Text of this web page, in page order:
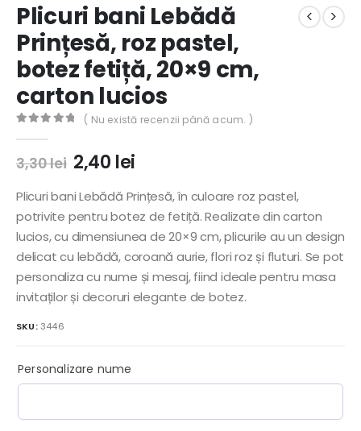
Plicuri bani Lebădă
Prințesă, roz pastel,
botez fetiță, 20×9 cm,
carton lucios
( Nu există recenzii până acum. )
3,30lei Prețul
inițial
a
fost:
3,30 lei.
2,40 leiPrețul
este:
2,40 lei.
Plicuri bani Lebădă Prințesă, în culoare roz pastel,
potrivite pentru botez de fetiță. Realizate din carton
lucios, cu dimensiunea de 20×9 cm, plicurile au un design
delicat cu lebădă, coroană aurie, flori roz și fluturi. Se pot
personaliza cu nume și mesaj, fiind ideale pentru masa
invitaților și decoruri elegante de botez.
SKU:3446
Personalizare nume